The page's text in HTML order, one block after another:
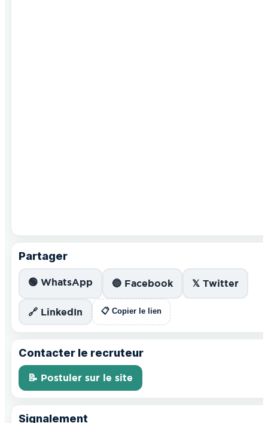
Partager
🟢 WhatsApp 🔵 Facebook 𝕏 Twitter
🔗 LinkedIn 📋 Copier le lien
Contacter le recruteur
📝 Postuler sur le site
Signalement